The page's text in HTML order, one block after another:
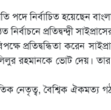
নির্বাচিত হয়েছেন
প্রতিদ্বন্দ্বী
প্রতিদ্বন্ধিতা করেন
রহমানকে ভোট দেয়। তার
নেতৃত্ব, বৈশ্বিক ঐকমত্য